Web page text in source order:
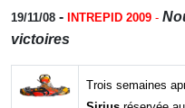
19/11/08 - INTREPID 2009 -
victoires
Trois semaines